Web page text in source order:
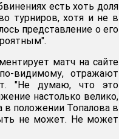
есть хоть доля
турниров, хотя и не в
представление о его
матч на сайте
видимому, отражают
"Не думаю, что это
настолько велико,
в положении Топалова в
не может. Не может